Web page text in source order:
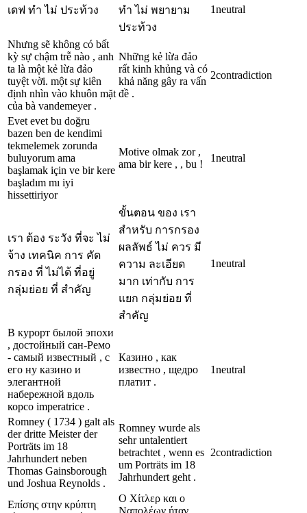
เดฟ ทำ ไม่ ประท้วง
ทำ ไม่ พยายาม
ประท้วง
1neutral
Nhưng sẽ không có bất
kỳ sự chậm trễ nào , anh
ta là một kẻ lừa đảo
tuyệt vời. một sự kiên
định nhìn vào khuôn mặt
của bà vandemeyer .
Những kẻ lừa đảo
rất kinh khủng và có
khả năng gây ra vấn
đề .
2contradiction
Evet evet bu doğru
bazen ben de kendimi
tekmelemek zorunda
buluyorum ama
başlamak için ve bir kere
başladım mı iyi
hissettiriyor
Motive olmak zor ,
ama bir kere , , bu !
1neutral
เรา ต้อง ระวัง ที่จะ ไม่
จ้าง เทคนิค การ คัด
กรอง ที่ ไม่ได้ ที่อยู่
กลุ่มย่อย ที่ สำคัญ
ขั้นตอน ของ เรา
สำหรับ การกรอง
ผลลัพธ์ ไม่ ควร มี
ความ ละเอียด
มาก เท่ากับ การ
แยก กลุ่มย่อย ที่
สำคัญ
1neutral
В курорт былой эпохи
, достойный сан-Ремо
- самый известный , с
его ну казино и
элегантной
набережной вдоль
корсо imperatrice .
Казино , как
известно , щедро
платит .
1neutral
Romney ( 1734 ) galt als
der dritte Meister der
Porträts im 18
Jahrhundert neben
Thomas Gainsborough
und Joshua Reynolds .
Romney wurde als
sehr untalentiert
betrachtet , wenn es
um Porträts im 18
Jahrhundert geht .
2contradiction
Επίσης στην κρύπτη
Ο Χίτλερ και ο
Ναπολέων ήταν